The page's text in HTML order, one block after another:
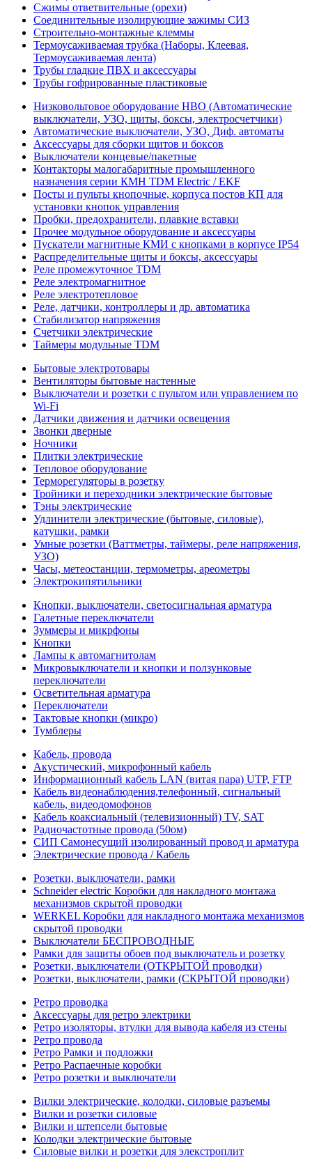
Сжимы ответвительные (орехи)
Соединительные изолирующие зажимы СИЗ
Строительно-монтажные клеммы
Термоусаживаемая трубка (Наборы, Клеевая,
Термоусаживаемая лента)
Трубы гладкие ПВХ и аксессуары
Трубы гофрированные пластиковые
Низковольтовое оборудование НВО (Автоматические
выключатели, УЗО, щиты, боксы, электросчетчики)
Автоматические выключатели, УЗО, Диф. автоматы
Аксессуары для сборки щитов и боксов
Выключатели концевые/пакетные
Контакторы малогабаритные промышленного
назначения серии КМН TDM Electric / EKF
Посты и пульты кнопочные, корпуса постов КП для
установки кнопок управления
Пробки, предохранители, плавкие вставки
Прочее модульное оборудование и аксессуары
Пускатели магнитные КМИ с кнопками в корпусе IP54
Распределительные щиты и боксы, аксессуары
Реле промежуточное TDM
Реле электромагнитное
Реле электротепловое
Реле, датчики, контроллеры и др. автоматика
Стабилизатор напряжения
Счетчики электрические
Таймеры модульные TDM
Бытовые электротовары
Вентиляторы бытовые настенные
Выключатели и розетки с пультом или управлением по
Wi-Fi
Датчики движения и датчики освещения
Звонки дверные
Ночники
Плитки электрические
Тепловое оборудование
Терморегуляторы в розетку
Тройники и переходники электрические бытовые
Тэны электрические
Удлинители электрические (бытовые, силовые),
катушки, рамки
Умные розетки (Ваттметры, таймеры, реле напряжения,
УЗО)
Часы, метеостанции, термометры, ареометры
Электрокипятильники
Кнопки, выключатели, светосигнальная арматура
Галетные переключатели
Зуммеры и микрфоны
Кнопки
Лампы к автомагнитолам
Микровыключатели и кнопки и ползунковые
переключатели
Осветительная арматура
Переключатели
Тактовые кнопки (микро)
Тумблеры
Кабель, провода
Акустический, микрофонный кабель
Информационный кабель LAN (витая пара) UTP, FTP
Кабель видеонаблюдения,телефонный, сигнальный
кабель, видеодомофонов
Кабель коаксиальный (телевизионный) TV, SAT
Радиочастотные провода (50ом)
СИП Самонесущий изолированный провод и арматура
Электрические провода / Кабель
Розетки, выключатели, рамки
Schneider electric Коробки для накладного монтажа
механизмов скрытой проводки
WERKEL Коробки для накладного монтажа механизмов
скрытой проводки
Выключатели БЕСПРОВОДНЫЕ
Рамки для защиты обоев под выключатель и розетку
Розетки, выключатели (ОТКРЫТОЙ проводки)
Розетки, выключатели, рамки (СКРЫТОЙ проводки)
Ретро проводка
Аксессуары для ретро электрики
Ретро изоляторы, втулки для вывода кабеля из стены
Ретро провода
Ретро Рамки и подложки
Ретро Распаечные коробки
Ретро розетки и выключатели
Вилки электрические, колодки, силовые разъемы
Вилки и розетки силовые
Вилки и штепсели бытовые
Колодки электрические бытовые
Силовые вилки и розетки для элекстроплит